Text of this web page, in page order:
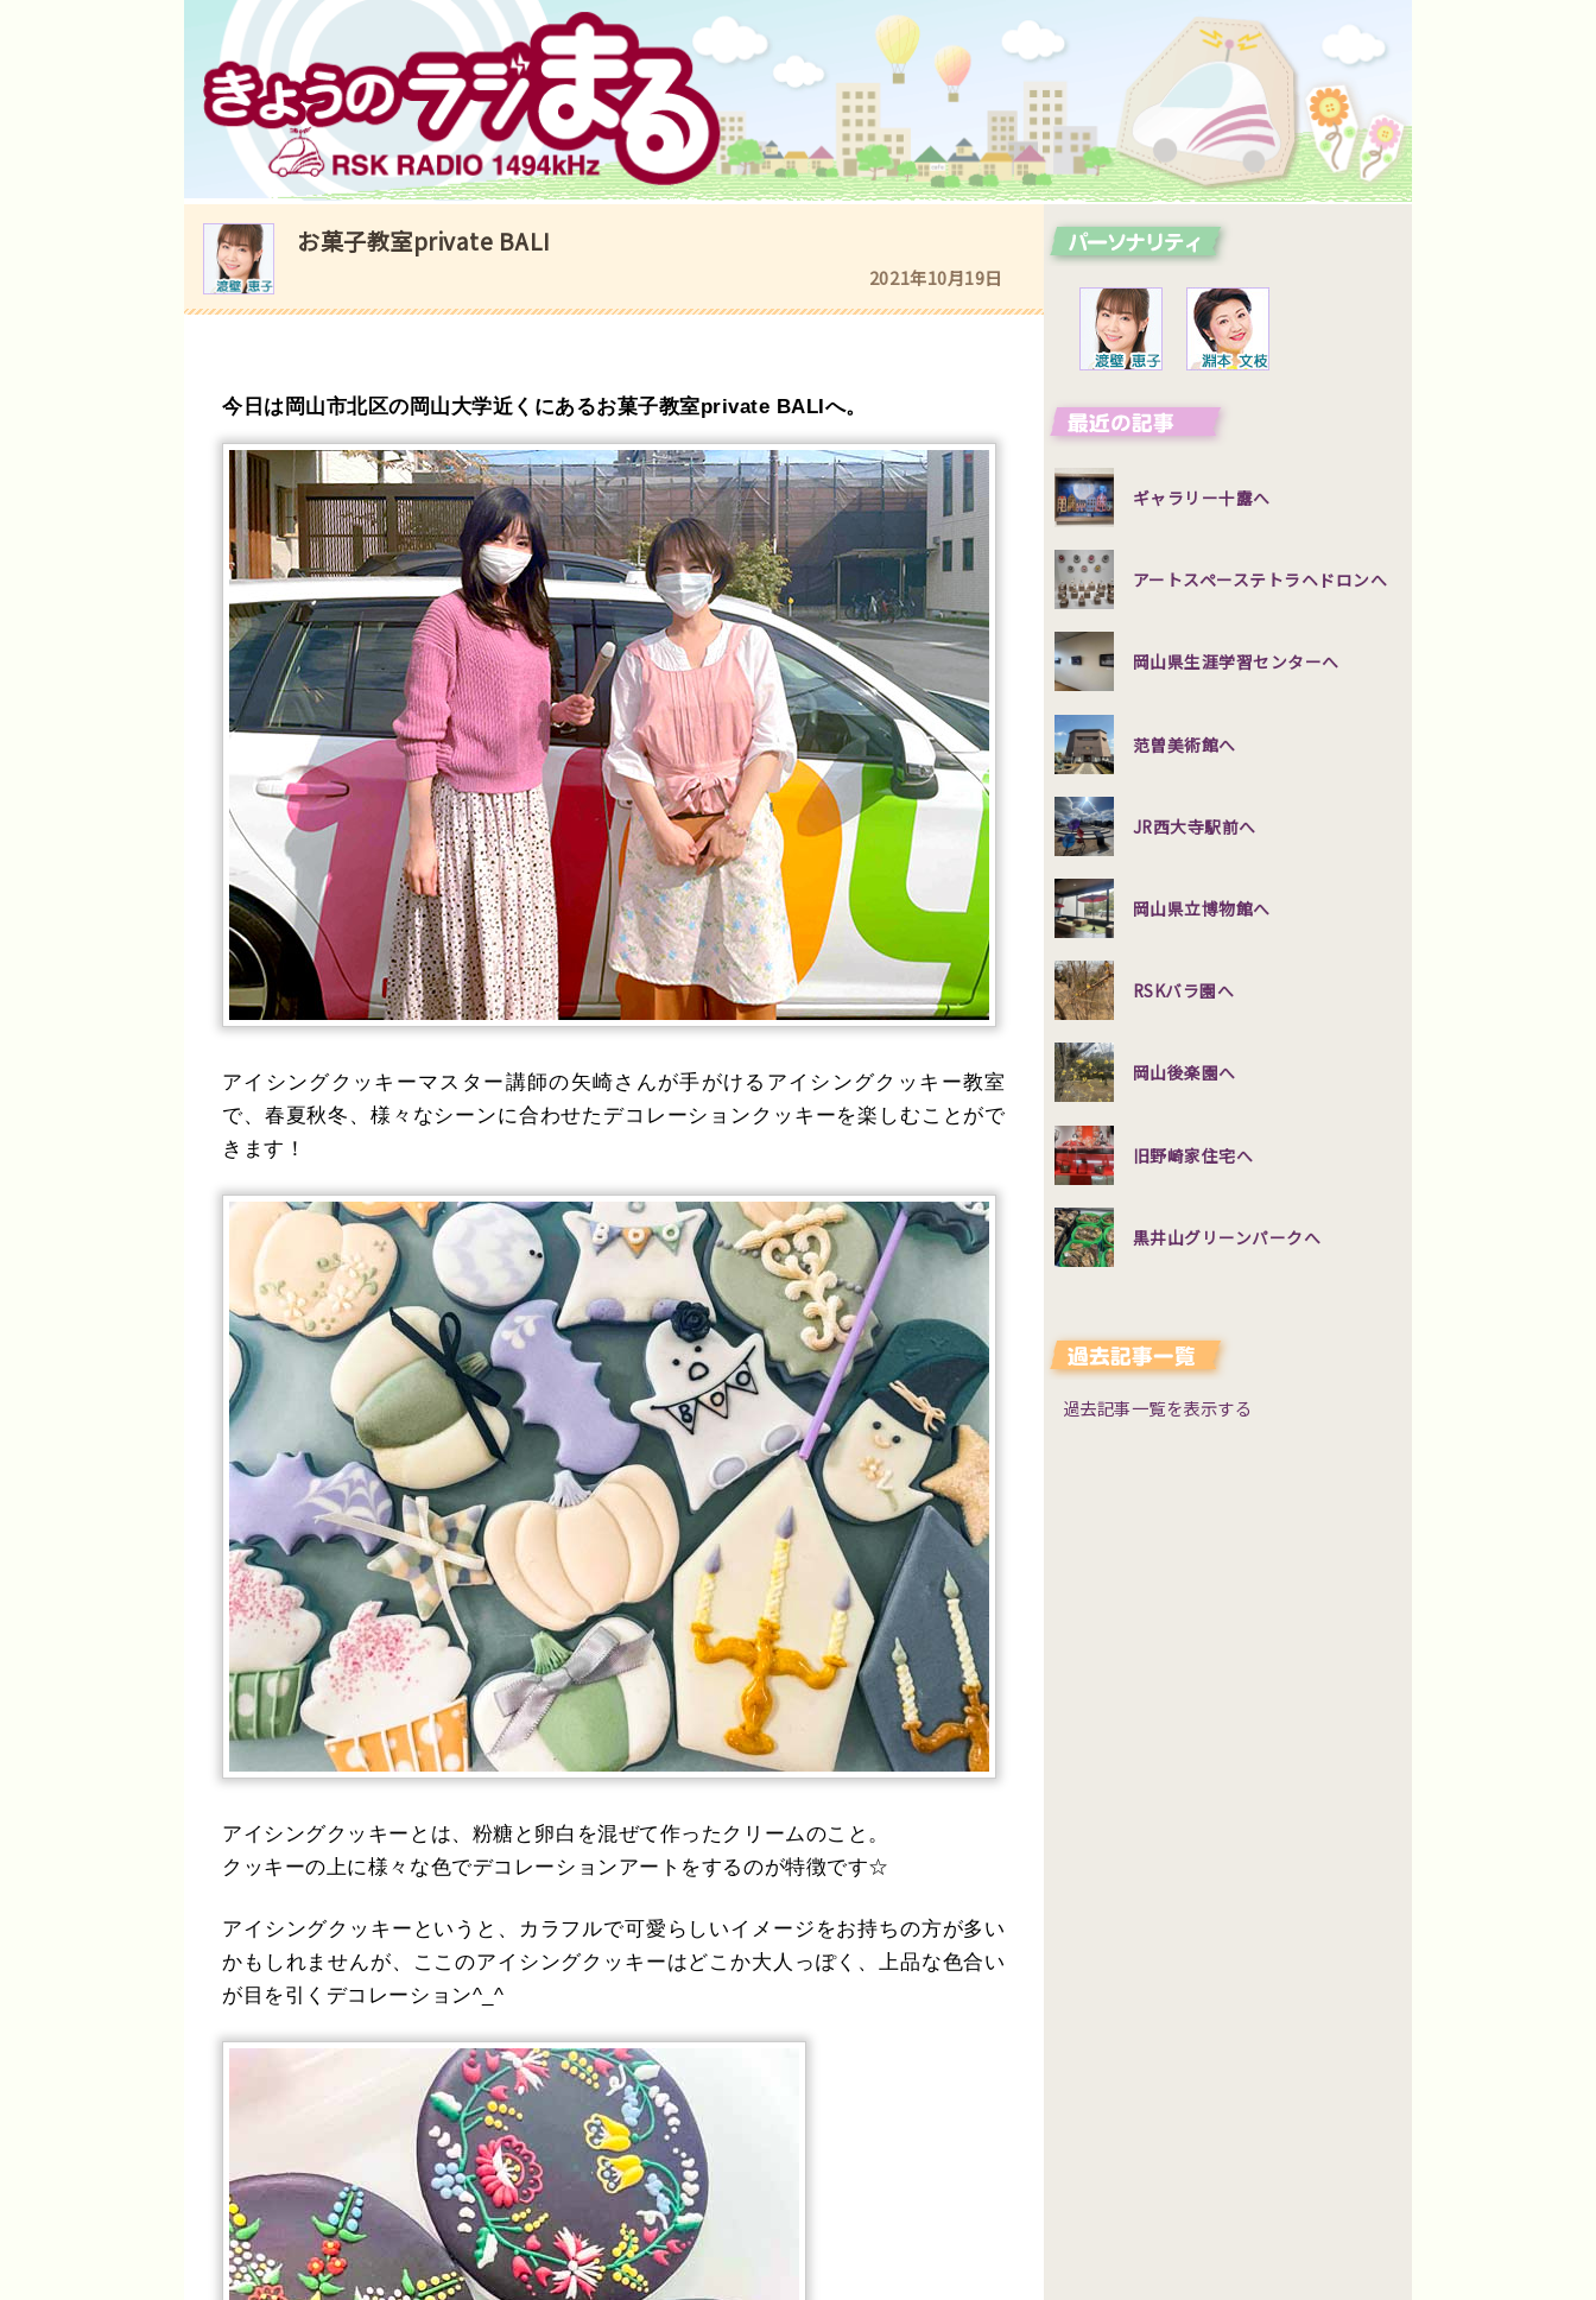
お菓子教室private BALI
2021年10月19日
今日は岡山市北区の岡山大学近くにあるお菓子教室private BALIへ。
アイシングクッキーマスター講師の矢崎さんが手がけるアイシングクッキー教室
で、春夏秋冬、様々なシーンに合わせたデコレーションクッキーを楽しむことがで
きます！
アイシングクッキーとは、粉糖と卵白を混ぜて作ったクリームのこと。
クッキーの上に様々な色でデコレーションアートをするのが特徴です☆
アイシングクッキーというと、カラフルで可愛らしいイメージをお持ちの方が多い
かもしれませんが、ここのアイシングクッキーはどこか大人っぽく、上品な色合い
が目を引くデコレーション^_^
ギャラリー十露へ
アートスペーステトラヘドロンへ
岡山県生涯学習センターへ
范曽美術館へ
JR西大寺駅前へ
岡山県立博物館へ
RSKバラ園へ
岡山後楽園へ
旧野崎家住宅へ
黒井山グリーンパークへ
過去記事一覧を表示する